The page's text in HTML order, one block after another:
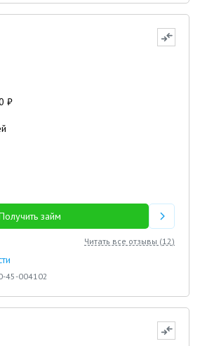
₽
займ
Читать все отзывы (12)
45-004102